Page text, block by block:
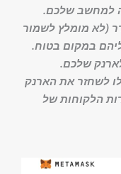
למחשב שלכם.
(לא מומלץ לשמור
במקום בטוח.
שלכם.
לשחזר את הארנק
הלקוחות של